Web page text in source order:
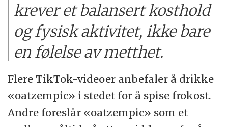
krever et balansert kosthold
og fysisk aktivitet, ikke bare
en følelse av metthet.
Flere TikTok-videoer anbefaler å drikke
«oatzempic» i stedet for å spise frokost.
Andre foreslår «oatzempic» som et